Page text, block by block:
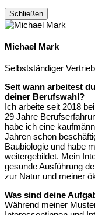
Schließen
Michael Mark
Selbstständiger
Seit wann arbeitest
deiner Berufswahl?
Ich arbeite seit 2018
29 Jahre
habe ich eine
Jahren schon
Baubiologie und habe
weitergebildet. Mein
gesunde Ausführung
zur Natur und meiner
Was sind deine
Während meiner